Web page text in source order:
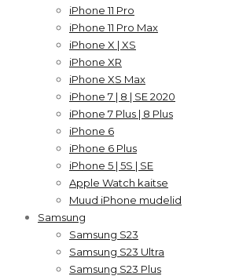
iPhone 11 Pro
iPhone 11 Pro Max
iPhone X | XS
iPhone XR
iPhone XS Max
iPhone 7 | 8 | SE 2020
iPhone 7 Plus | 8 Plus
iPhone 6
iPhone 6 Plus
iPhone 5 | 5S | SE
Apple Watch kaitse
Muud iPhone mudelid
Samsung
Samsung S23
Samsung S23 Ultra
Samsung S23 Plus